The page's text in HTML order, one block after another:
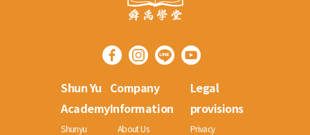
Shun Yu
Academy
Shunyu
Company
Information
About Us
Legal
provisions
Privacy